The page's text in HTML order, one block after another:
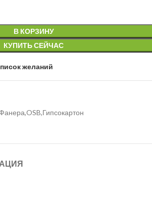
В КОРЗИНУ
КУПИТЬ СЕЙЧАС
желаний
Фанера,OSB,Гипсокартон